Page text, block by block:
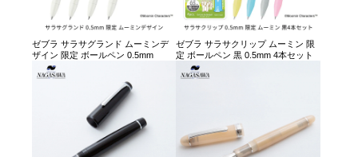
ゼブラ サラサグランド ムーミンデ
ザイン 限定 ボールペン 0.5mm
ゼブラ サラサクリップ ムーミン 限
定 ボールペン 黒 0.5mm 4本セット